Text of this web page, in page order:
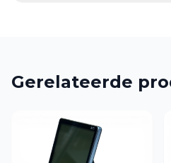
Gerelateerde